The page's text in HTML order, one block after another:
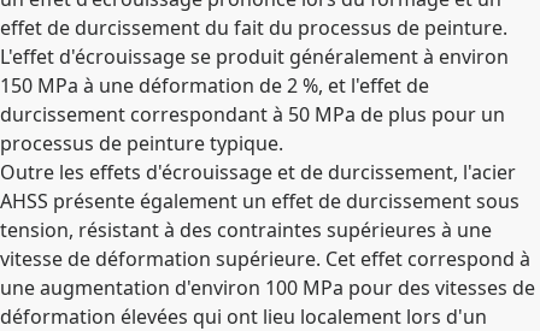
effet de durcissement du fait du processus de peinture.
L'effet d'écrouissage se produit généralement à environ
150 MPa à une déformation de 2 %, et l'effet de
durcissement correspondant à 50 MPa de plus pour un
processus de peinture typique.
Outre les effets d'écrouissage et de durcissement, l'acier
AHSS présente également un effet de durcissement sous
tension, résistant à des contraintes supérieures à une
vitesse de déformation supérieure. Cet effet correspond à
une augmentation d'environ 100 MPa pour des vitesses de
déformation élevées qui ont lieu localement lors d'un